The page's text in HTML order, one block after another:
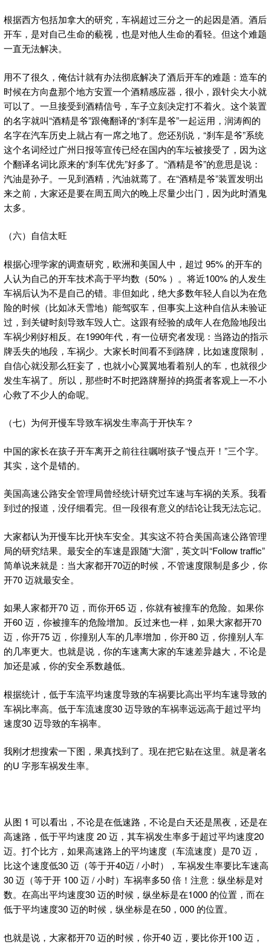
根据西方包括加拿大的研究，车祸超过三分之一的起因是酒。酒后
开车，是对自己生命的藐视，也是对他人生命的看轻。但这个难题
一直无法解决。
用不了很久，俺估计就有办法彻底解决了酒后开车的难题：造车的
时候在方向盘那个地方安置一个酒精感应器，很小，跟针尖大小就
可以了。一旦接受到酒精信号，车子立刻决定打不着火。这个装置
的名字就叫“酒精是爷”跟俺翻译的“刹车是爷”一起运用，润涛阎的
名字在汽车历史上就占有一席之地了。您还别说，“刹车是爷”系统
这个名词经过广州日报等宣传已经在国内的车坛被接受了，因为这
个翻译名词比原来的“刹车优先”好多了。“酒精是爷”的意思是说：
汽油是孙子。一见到酒精，汽油就蔫了。在“酒精是爷”装置发明出
来之前，大家还是要在周五周六的晚上尽量少出门，因为此时酒鬼
太多。
（六）自信太旺
根据心理学家的调查研究，欧洲和美国人中，超过 95% 的开车的
人认为自己的开车技术高于平均数（50% ）。将近100% 的人发生
车祸后认为不是自己的错。非但如此，绝大多数年轻人自以为在危
险的时候（比如冰天雪地）能驾驭车，但事实上这种自信从未验证
过，到关键时刻导致车毁人亡。这跟有经验的成年人在危险地段出
车祸少刚好相反。在1990年代，有一位研究者发现：当路边的指示
牌丢失的地段，车祸少。大家长时间看不到路牌，比如速度限制，
自信心就没那么狂妄了，也就小心翼翼地看着别人的车，也就很少
发生车祸了。所以，那些时不时把路牌掰掉的捣蛋者客观上一不小
心救了不少人的命呢。
（七）为何开慢车导致车祸发生率高于开快车？
中国的家长在孩子开车离开之前往往嘱咐孩子“慢点开！”三个字。
其实，这个是错的。
美国高速公路安全管理局曾经统计研究过车速与车祸的关系。我看
到过的报道，没仔细看完。但一段很有意义的结论让我无法忘记。
大家都认为开慢车比开快车安全。其实这不符合美国高速公路管理
局的研究结果。最安全的车速是跟随“大溜”，英文叫“Follow traffic”
简单说来就是：当大家都开70迈的时候，不管速度限制是多少，你
开70 迈就最安全。
如果人家都开70 迈，而你开65 迈，你就有被撞车的危险。如果你
开60 迈，你被撞车的危险增加。反过来也一样，如果大家都开70
迈，你开75 迈，你撞别人车的几率增加，你开80 迈，你撞别人车
的几率更大。也就是说，你的车速离大家的车速差异越大，不论是
加还是减，你的安全系数越低。
根据统计，低于车流平均速度导致的车祸要比高出平均车速导致的
车祸比率高。低于车流速度30 迈导致的车祸率远远高于超过平均
速度30 迈导致的车祸率。
我刚才想搜索一下图，果真找到了。现在把它贴在这里。就是著名
的U 字形车祸发生率。
从图 1 可以看出，不论是在低速路，不论是白天还是黑夜，还是在
高速路，低于平均速度 20 迈，其车祸发生率多于超过平均速度20
迈。打个比方，如果高速路上的平均速度（车流速度）是70 迈，
比这个速度低30 迈（等于开40迈 / 小时），车祸发生率要比车速高
30 迈（等于开 100 迈 / 小时）车祸率多50 倍！注意：纵坐标是对
数。在高出平均速度30 迈的时候，纵坐标是在1000 的位置，而在
低于平均速度30 迈的时候，纵坐标是在50，000 的位置。
也就是说，大家都开70 迈的时候，你开40 迈，要比你开100 迈，